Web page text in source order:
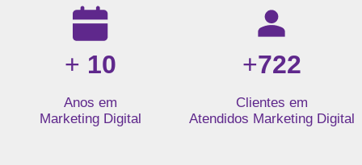
Resultados da nossa agência de marketing digital: mais
+ 10
Anos em
Marketing Digital
+722
Clientes em
Atendidos Marketing Digital